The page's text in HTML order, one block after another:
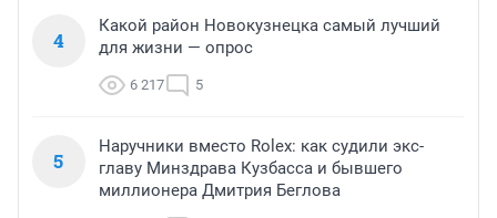
4
Какой район Новокузнецка самый лучший
для жизни — опрос
6 217 5
5
Наручники вместо Rolex: как судили экс-
главу Минздрава Кузбасса и бывшего
миллионера Дмитрия Беглова